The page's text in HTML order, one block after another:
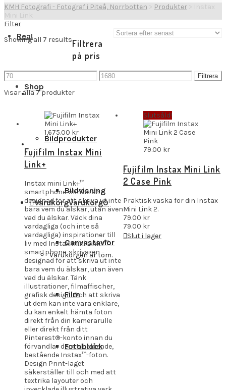
Rea!
Shop
Bildprodukter
Bildvisning
Canvastavlor
Film
Fotoblock
VarukorgVarukorg0
Varukorgen är tom.
KMH Fotografi - Fotograf i Piteå, Norrbotten > Produkter > Instax
Mini Link
Filter
Showing all 7 resultsFiltrera
på pris
Min
pris
Max
pris
Filtrera
Visar alla 7 produkter
1,675.00 kr
Fujifilm Instax Mini
Link+
Instax mini Link+™
smartphone-skrivaren –
designad för att skriva ut inte
bara vem du älskar, utan även
vad du älskar. Väck dina
vardagliga (och inte så
vardagliga) inspirationer till
liv med Instax mini Link+™
smartphone-skrivaren –
designad för att skriva ut inte
bara vem du älskar, utan även
vad du älskar. Tänk
illustrationer, filmaffischer,
grafisk design. Och att skriva
ut dem kan inte vara enklare,
du kan enkelt hämta foton
direkt från din kamerarulle
eller direkt från ditt
Pinterest®-konto innan du
förvandlar dem till slående,
bestående Instax™-foton.
Design Print-läget
säkerställer till och med att
textrika layouter och
Slutsåld!
79.00 kr
Fujifilm Instax Mini Link
2 Case Pink
Praktisk väska för din Instax
Mini Link 2.
79.00 kr
79.00 kr
Slut i lager